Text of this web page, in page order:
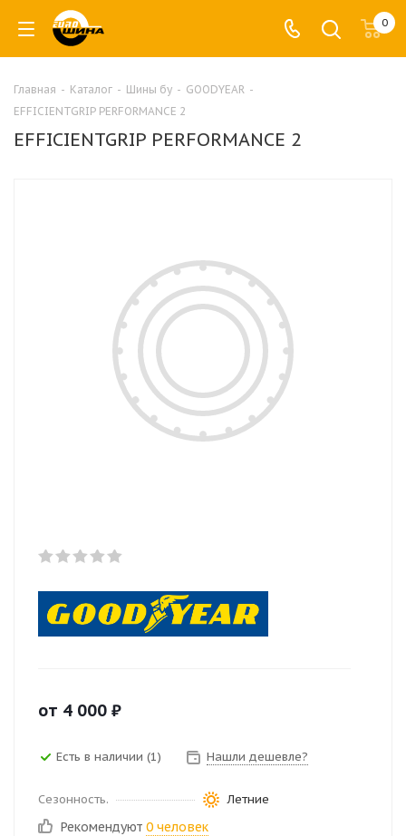
0
Главная - Каталог - Шины бу - GOODYEAR -
EFFICIENTGRIP PERFORMANCE 2
EFFICIENTGRIP PERFORMANCE 2
от 4 000 ₽
Есть в наличии (1) Нашли дешевле?
Сезонность. Летние
Рекомендуют 0 человек